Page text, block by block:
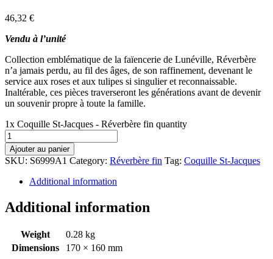
46,32 €
Vendu à l’unité
Collection emblématique de la faïencerie de Lunéville, Réverbère
n’a jamais perdu, au fil des âges, de son raffinement, devenant le
service aux roses et aux tulipes si singulier et reconnaissable.
Inaltérable, ces pièces traverseront les générations avant de devenir
un souvenir propre à toute la famille.
1x Coquille St-Jacques - Réverbère fin quantity
Ajouter au panier
SKU: S6999A1 Category: Réverbère fin Tag: Coquille St-Jacques
Additional information
Additional information
Weight
0.28 kg
Dimensions
170 × 160 mm